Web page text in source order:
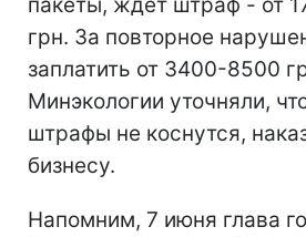
грн. За повторное
заплатить от 3400-8500
Минэкологии уточняли,
штрафы не коснутся,
бизнесу.
Напомним, 7 июня глава